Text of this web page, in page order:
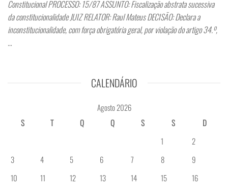
Constitucional PROCESSO: 15/87 ASSUNTO: Fiscalização abstrata sucessiva
da constitucionalidade JUIZ RELATOR: Raul Mateus DECISÃO: Declara a
inconstitucionalidade, com força obrigatória geral, por violação do artigo 34.º,
…
CALENDÁRIO
Agosto 2026
S
T Q Q S S
D
1
2
3
4 5 6 7 8
9
10
11 12 13 14 15
16